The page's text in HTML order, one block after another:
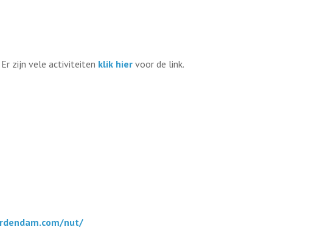
Er zijn vele activiteiten klik hier voor de link.
nut/